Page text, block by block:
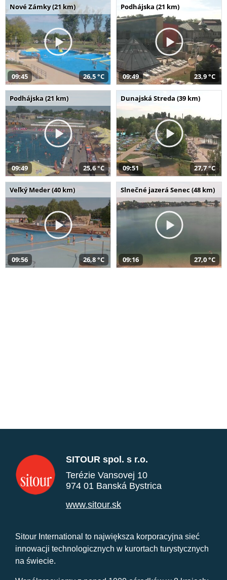
Nové Zámky (21 km)
09:45 26,5 °C
Podhájska (21 km)
09:49 23,9 °C
Podhájska (21 km)
09:49 25,6 °C
Dunajská Streda (39 km)
09:51 27,7 °C
Veľký Meder (40 km)
09:56 26,8 °C
Slnečné jazerá Senec (48 km)
09:16 27,0 °C
SITOUR spol. s r.o.
Terézie Vansovej 10
974 01 Banská Bystrica
www.sitour.sk
Sitour International to największa korporacyjna sieć
innowacji technologicznych w kurortach turystycznych
na świecie.